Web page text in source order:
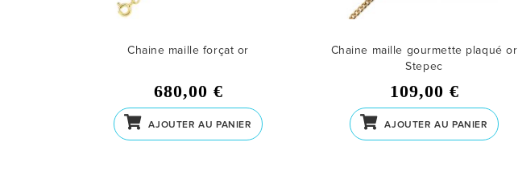
Chaine maille forçat or
680,00 €
AJOUTER AU PANIER
Chaine maille gourmette plaqué or
Stepec
109,00 €
AJOUTER AU PANIER